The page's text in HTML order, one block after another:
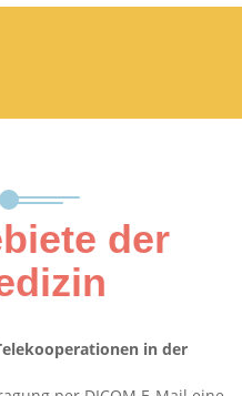
der
in der